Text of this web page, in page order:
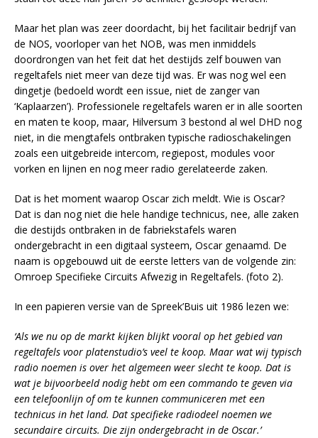
Maar het plan was zeer doordacht, bij het facilitair bedrijf van
de NOS, voorloper van het NOB, was men inmiddels
doordrongen van het feit dat het destijds zelf bouwen van
regeltafels niet meer van deze tijd was. Er was nog wel een
dingetje (bedoeld wordt een issue, niet de zanger van
‘Kaplaarzen’). Professionele regeltafels waren er in alle soorten
en maten te koop, maar, Hilversum 3 bestond al wel DHD nog
niet, in die mengtafels ontbraken typische radioschakelingen
zoals een uitgebreide intercom, regiepost, modules voor
vorken en lijnen en nog meer radio gerelateerde zaken.
Dat is het moment waarop Oscar zich meldt. Wie is Oscar?
Dat is dan nog niet die hele handige technicus, nee, alle zaken
die destijds ontbraken in de fabriekstafels waren
ondergebracht in een digitaal systeem, Oscar genaamd. De
naam is opgebouwd uit de eerste letters van de volgende zin:
Omroep Specifieke Circuits Afwezig in Regeltafels. (foto 2).
In een papieren versie van de Spreek’Buis uit 1986 lezen we:
‘Als we nu op de markt kijken blijkt vooral op het gebied van
regeltafels voor platenstudio’s veel te koop. Maar wat wij typisch
radio noemen is over het algemeen weer slecht te koop. Dat is
wat je bijvoorbeeld nodig hebt om een commando te geven via
een telefoonlijn of om te kunnen communiceren met een
technicus in het land. Dat specifieke radiodeel noemen we
secundaire circuits. Die zijn ondergebracht in de Oscar.’